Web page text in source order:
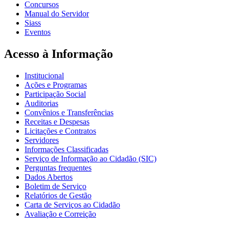
Concursos
Manual do Servidor
Siass
Eventos
Acesso à Informação
Institucional
Ações e Programas
Participação Social
Auditorias
Convênios e Transferências
Receitas e Despesas
Licitações e Contratos
Servidores
Informações Classificadas
Serviço de Informação ao Cidadão (SIC)
Perguntas frequentes
Dados Abertos
Boletim de Serviço
Relatórios de Gestão
Carta de Serviços ao Cidadão
Avaliação e Correição